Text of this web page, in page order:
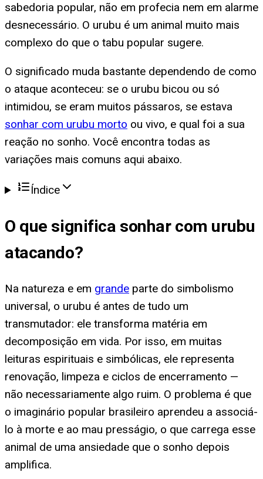
sabedoria popular, não em profecia nem em alarme
desnecessário. O urubu é um animal muito mais
complexo do que o tabu popular sugere.
O significado muda bastante dependendo de como
o ataque aconteceu: se o urubu bicou ou só
intimidou, se eram muitos pássaros, se estava
sonhar com urubu morto ou vivo, e qual foi a sua
reação no sonho. Você encontra todas as
variações mais comuns aqui abaixo.
Índice
O que significa sonhar com urubu
atacando?
Na natureza e em grande parte do simbolismo
universal, o urubu é antes de tudo um
transmutador: ele transforma matéria em
decomposição em vida. Por isso, em muitas
leituras espirituais e simbólicas, ele representa
renovação, limpeza e ciclos de encerramento —
não necessariamente algo ruim. O problema é que
o imaginário popular brasileiro aprendeu a associá-
lo à morte e ao mau presságio, o que carrega esse
animal de uma ansiedade que o sonho depois
amplifica.